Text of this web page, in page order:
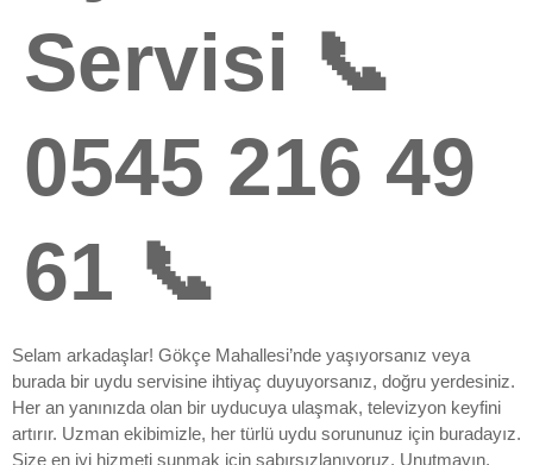
Servisi 📞
0545 216 49
61 📞
Selam arkadaşlar! Gökçe Mahallesi’nde yaşıyorsanız veya
burada bir uydu servisine ihtiyaç duyuyorsanız, doğru yerdesiniz.
Her an yanınızda olan bir uyducuya ulaşmak, televizyon keyfini
artırır. Uzman ekibimizle, her türlü uydu sorununuz için buradayız.
Size en iyi hizmeti sunmak için sabırsızlanıyoruz. Unutmayın,